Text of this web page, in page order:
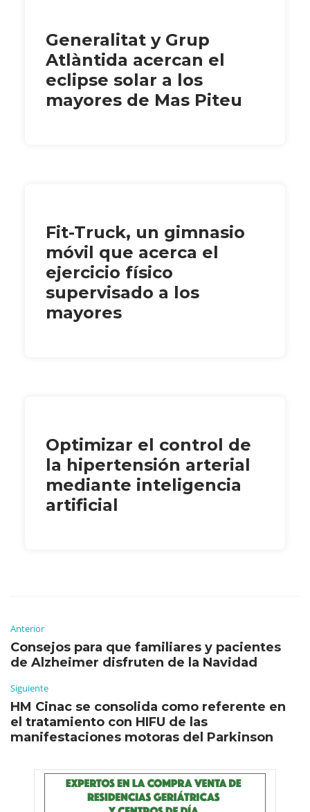
Generalitat y Grup
Atlàntida acercan el
eclipse solar a los
mayores de Mas Piteu
Fit-Truck, un gimnasio
móvil que acerca el
ejercicio físico
supervisado a los
mayores
Optimizar el control de
la hipertensión arterial
mediante inteligencia
artificial
Anterior
Consejos para que familiares y pacientes
de Alzheimer disfruten de la Navidad
Siguiente
HM Cinac se consolida como referente en
el tratamiento con HIFU de las
manifestaciones motoras del Parkinson